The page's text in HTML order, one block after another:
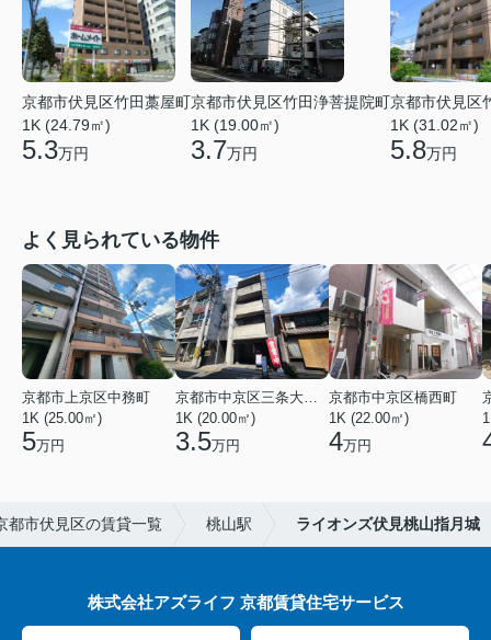
京都市伏見区竹田藁屋町
1K (24.79㎡)
5.3万円
京都市伏見区竹田浄菩提院町
1K (19.00㎡)
3.7万円
京都市伏見区
1K (31.02㎡)
5.8万円
よく見られている物件
京都市上京区中務町
1K (25.00㎡)
5万円
京都市中京区三条大宮町
1K (20.00㎡)
3.5万円
京都市中京区橋西町
1K (22.00㎡)
4万円
都市伏見区の賃貸一覧 桃山駅 ライオンズ伏見桃山指月城
株式会社アズライフ 京都賃貸住宅サービス